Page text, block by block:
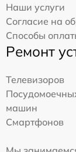
Наши услуги
Согласие на
Способы
Ремонт
Телевизоров
машин
Смартфонов